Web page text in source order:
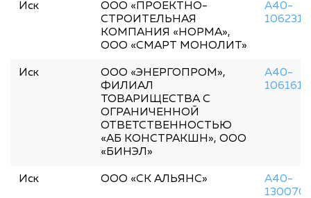
Иск
ООО «ПРОЕКТНО-
СТРОИТЕЛЬНАЯ
КОМПАНИЯ «НОРМА»,
ООО «СМАРТ МОНОЛИТ»
А40-
106231/
Иск
ООО «ЭНЕРГОПРОМ»,
ФИЛИАЛ
ТОВАРИЩЕСТВА С
ОГРАНИЧЕННОЙ
ОТВЕТСТВЕННОСТЬЮ
«АБ КОНСТРАКШН», ООО
«БИНЭЛ»
А40-
106161/
Иск ООО «СК АЛЬЯНС»
А40-